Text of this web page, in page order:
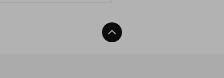
Back To Top